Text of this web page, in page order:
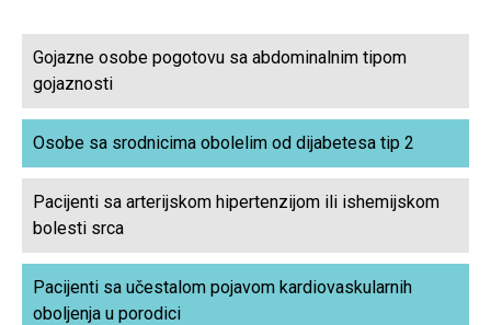
Gojazne osobe pogotovu sa abdominalnim tipom
gojaznosti
Osobe sa srodnicima obolelim od dijabetesa tip 2
Pacijenti sa arterijskom hipertenzijom ili ishemijskom
bolesti srca
Pacijenti sa učestalom pojavom kardiovaskularnih
oboljenja u porodici